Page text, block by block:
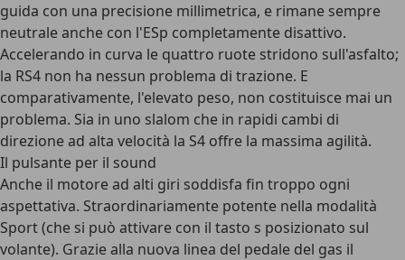
guida con una precisione millimetrica, e rimane sempre
neutrale anche con l'ESp completamente disattivo.
Accelerando in curva le quattro ruote stridono sull'asfalto;
la RS4 non ha nessun problema di trazione. E
comparativamente, l'elevato peso, non costituisce mai un
problema. Sia in uno slalom che in rapidi cambi di
direzione ad alta velocità la S4 offre la massima agilità.
Il pulsante per il sound
Anche il motore ad alti giri soddisfa fin troppo ogni
aspettativa. Straordinariamente potente nella modalità
Sport (che si può attivare con il tasto s posizionato sul
volante). Grazie alla nuova linea del pedale del gas il